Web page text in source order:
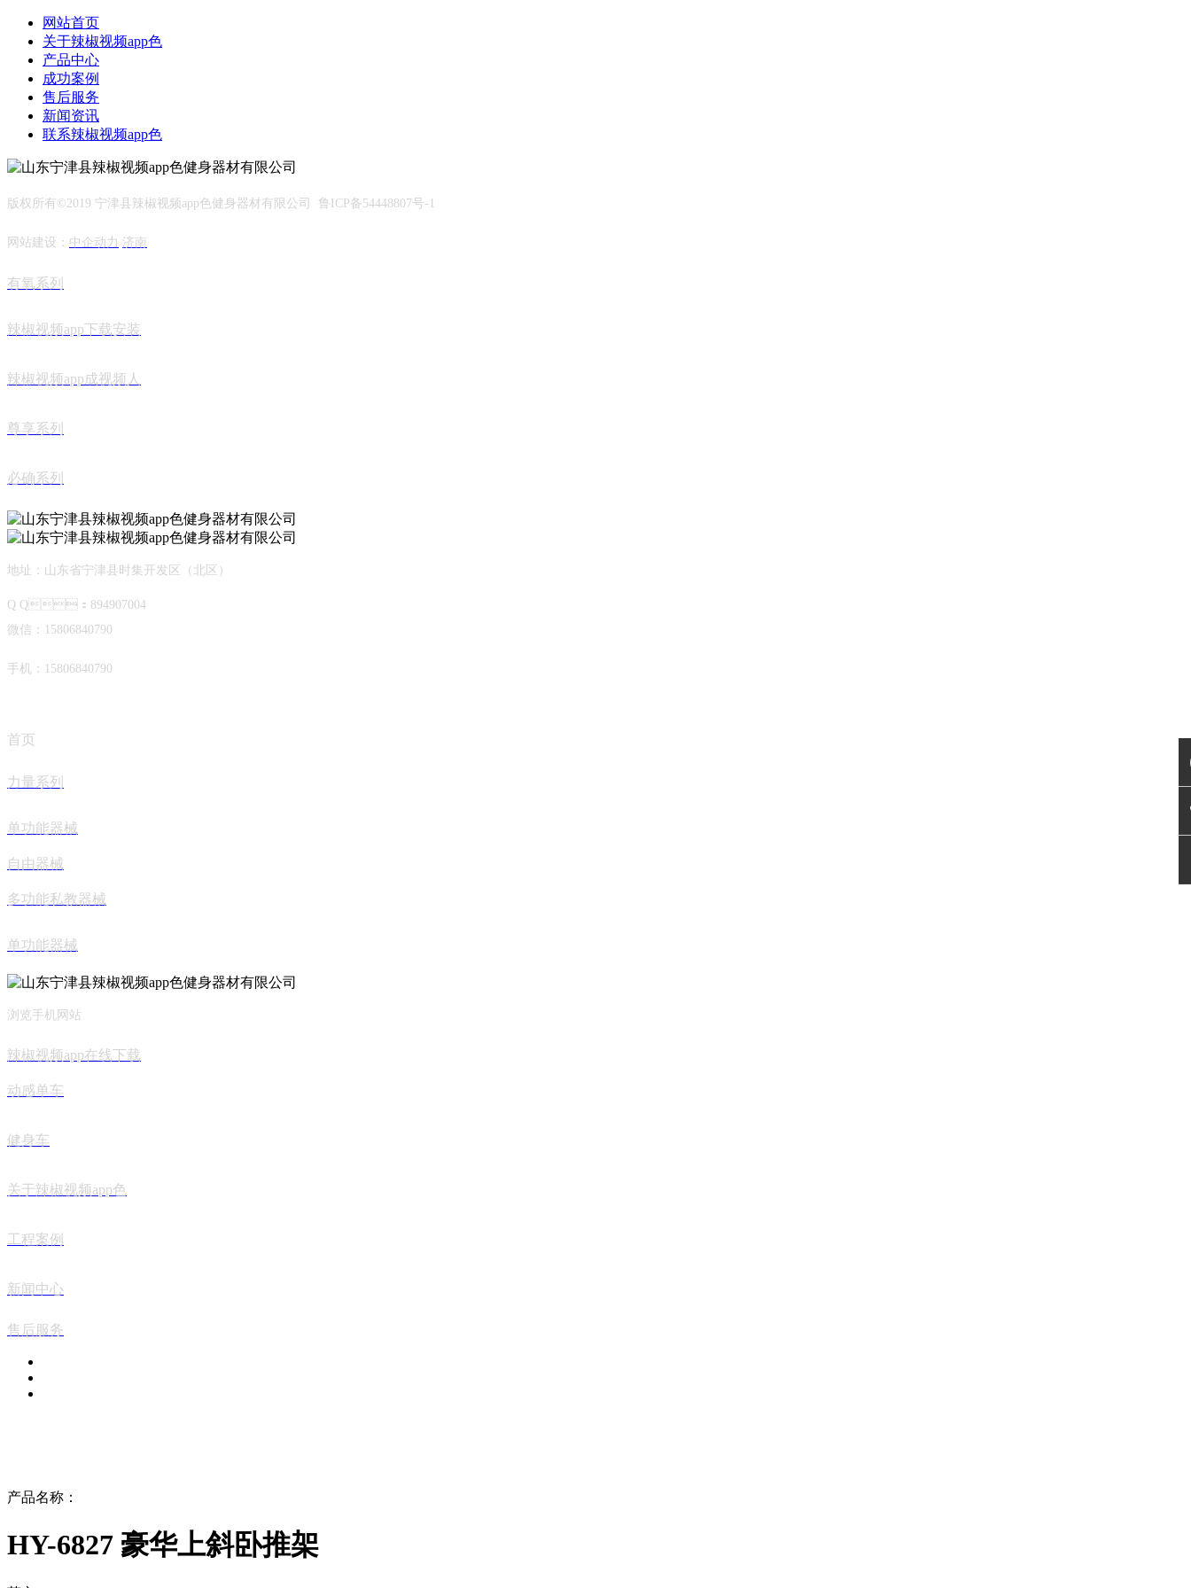
网站首页
关于辣椒视频app色
产品中心
成功案例
售后服务
新闻资讯
联系辣椒视频app色
版权所有©2019 宁津县辣椒视频app色健身器材有限公司 鲁ICP备54448807号-1
网站建设： 中企动力 济南
有氧系列
辣椒视频app下载安装
辣椒视频app成视频人
尊享系列
必确系列
地址：山东省宁津县时集开发区（北区）
Q Q：894907004
微信：15806840790
手机：15806840790
首页
力量系列
单功能器械
自由器械
多功能私教器械
单功能器械
浏览手机网站
辣椒视频app在线下载
动感单车
健身车
关于辣椒视频app色
工程案例
新闻中心
售后服务
产品名称：
HY-6827 豪华上斜卧推架